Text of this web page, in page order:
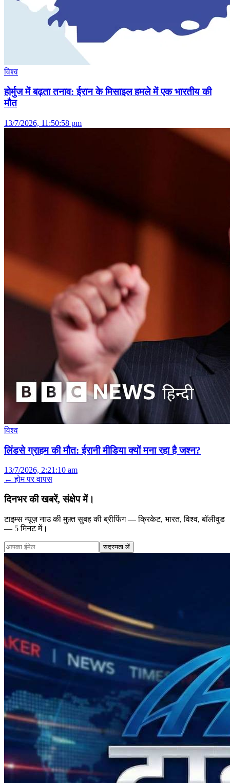
विश्व
होर्मुज में बढ़ता तनाव: ईरान के मिसाइल हमले में एक भारतीय की
मौत
13/7/2026, 11:50:58 pm
विश्व
लिंडसे ग्राहम की मौत: ईरानी मीडिया क्यों मना रहा है जश्न?
13/7/2026, 2:21:10 am
← होम पर वापस
दिनभर की खबरें, संक्षेप में।
टाइम्स न्यूज़ नाउ की मुफ़्त सुबह की ब्रीफिंग — क्रिकेट, भारत, विश्व, बॉलीवुड
— 5 मिनट में।
सदस्यता लें